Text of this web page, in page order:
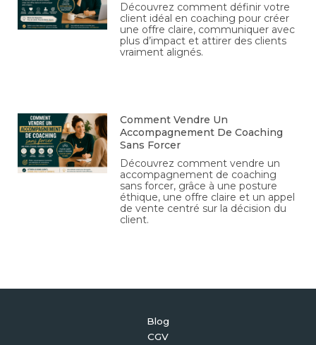
Découvrez comment définir votre
client idéal en coaching pour créer
une offre claire, communiquer avec
plus d’impact et attirer des clients
vraiment alignés.
Comment Vendre Un
Accompagnement De Coaching
Sans Forcer
Découvrez comment vendre un
accompagnement de coaching
sans forcer, grâce à une posture
éthique, une offre claire et un appel
de vente centré sur la décision du
client.
Blog
CGV